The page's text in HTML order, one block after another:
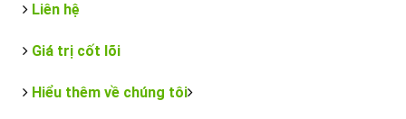
Liên hệ
Giá trị cốt lõi
Hiểu thêm về chúng tôi